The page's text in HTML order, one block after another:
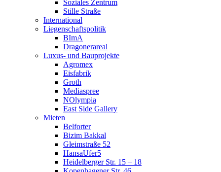
Soziales Zentrum
Stille Straße
International
Liegenschaftspolitik
BImA
Dragonerareal
Luxus- und Bauprojekte
Agromex
Eisfabrik
Groth
Mediaspree
NOlympia
East Side Gallery
Mieten
Belforter
Bizim Bakkal
Gleimstraße 52
HansaUfer5
Heidelberger Str. 15 – 18